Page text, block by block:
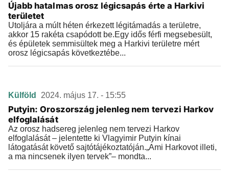
Újabb hatalmas orosz légicsapás érte a Harkivi
területet
Utoljára a múlt héten érkezett légitámadás a területre,
akkor 15 rakéta csapódott be.Egy idős férfi megsebesült,
és épületek semmisültek meg a Harkivi területre mért
orosz légicsapás következtébe...
Külföld 2024. május 17. - 15:55
Putyin: Oroszország jelenleg nem tervezi Harkov
elfoglalását
Az orosz hadsereg jelenleg nem tervezi Harkov
elfoglalását – jelentette ki Vlagyimir Putyin kínai
látogatását követő sajtótájékoztatóján.„Ami Harkovot illeti,
a ma nincsenek ilyen tervek”– mondta...